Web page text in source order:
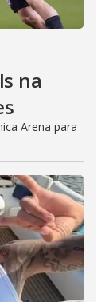
na
Arena para